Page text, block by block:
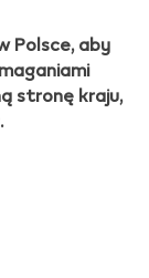
Polsce, aby
stronę kraju,